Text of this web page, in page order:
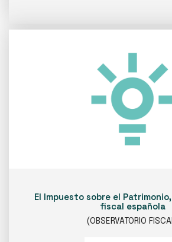
El Impuesto sobre el
fiscal española
(OBSERVATORIO